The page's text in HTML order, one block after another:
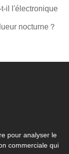
il l'électronique
nocturne？
pour analyser le
commerciale qui